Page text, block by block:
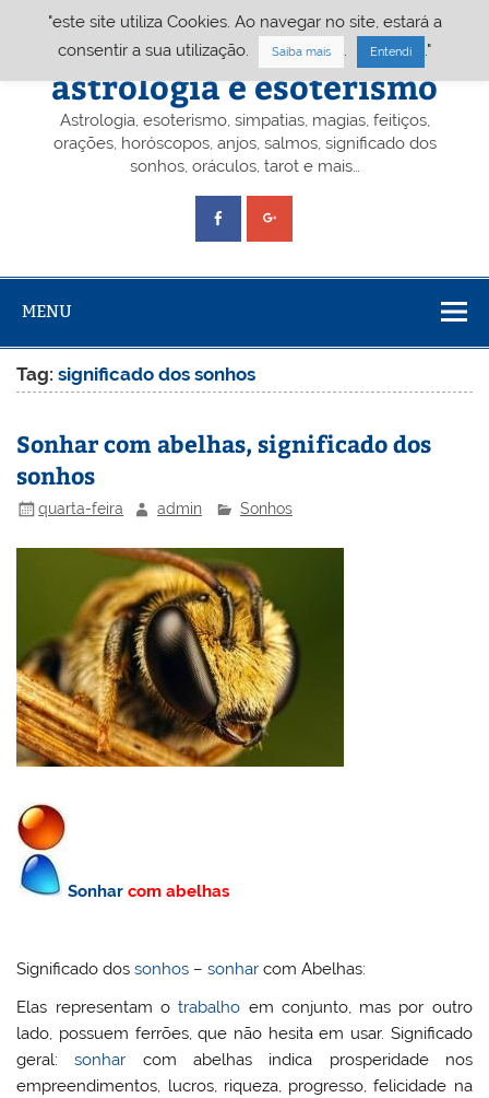
Portal A&E – Portal
astrologia e esoterismo
Astrologia, esoterismo, simpatias, magias, feitiços,
orações, horóscopos, anjos, salmos, significado dos
sonhos, oráculos, tarot e mais…
MENU
Tag:significado dos sonhos
Sonhar com abelhas, significado dos
sonhos
quarta-feira admin Sonhos
Sonhar com abelhas
Significado dossonhos –sonhar com Abelhas:
Elas representam otrabalho em conjunto, mas por outro
lado, possuem ferrões, que não hesita em usar. Significado
geral:sonhar com abelhas indica prosperidade nos
empreendimentos, lucros, riqueza, progresso, felicidade na
"este site utiliza Cookies. Ao navegar no site, estará a
consentir a sua utilização.
Saiba mais Entendi ."